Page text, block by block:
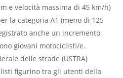
e velocità massima di 45 km/h)
la categoria A1 (meno di 125
anche un incremento
giovani motociclisti/e.
delle strade (USTRA)
figurino tra gli utenti della